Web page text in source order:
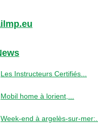
Les Instructeurs Certifiés...
Mobil home à lorient,...
Week-end à argelès-sur-mer:...